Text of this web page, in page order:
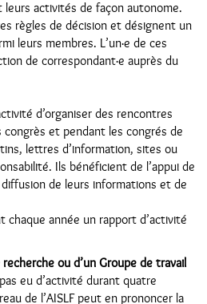
leurs activités de façon autonome.
règles de décision et désignent un
leurs membres. L’un·e de ces
de correspondant·e auprès du
d’organiser des rencontres
et pendant les congrés de
lettres d’information, sites ou
Ils bénéficient de l’appui de
diffusion de leurs informations et de
chaque année un rapport d’activité
ou d’un Groupe de travail
eu d’activité durant quatre
de l’AISLF peut en prononcer la